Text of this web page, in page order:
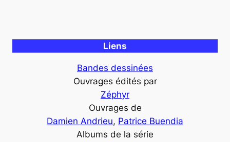
Liens
Bandes dessinées
Ouvrages édités par
Zéphyr
Ouvrages de
Damien Andrieu, Patrice Buendia
Albums de la série